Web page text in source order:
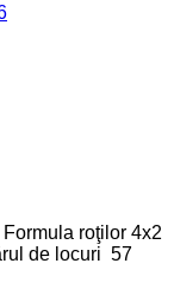
Formula roţilor 4x2
de locuri 57